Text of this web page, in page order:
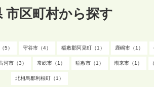
市区町村から探す
5） 守谷市（4） 稲敷郡阿見町（1） 鹿嶋市（1）
河市（3） 常総市（1） 稲敷市（1） 潮来市（1）
北相馬郡利根町（1）